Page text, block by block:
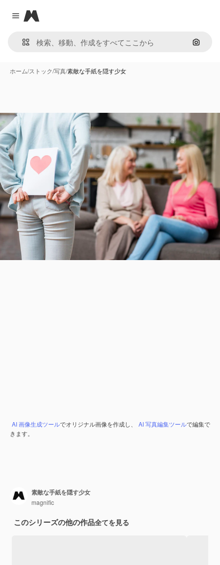
Close menu
Magnific
画像で
ホーム/ストック/写真/素敵な手紙を隠す少女
AI 画像生成ツールでオリジナル画像を作成し、 AI 写真編集ツールで編集で
きます。
素敵な手紙を隠す少女
magnific
このシリーズの他の作品全てを見る